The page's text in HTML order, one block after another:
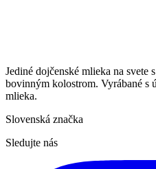
Jediné dojčenské mlieka na svete
bovinným kolostrom. Vyrábané s
mlieka.
Slovenská značka
Sledujte nás